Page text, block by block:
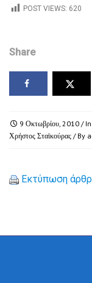
POST VIEWS: 620
Share
9 Οκτωβρίου, 2010 / In
Χρήστος Σταϊκούρας / By
Εκτύπωση